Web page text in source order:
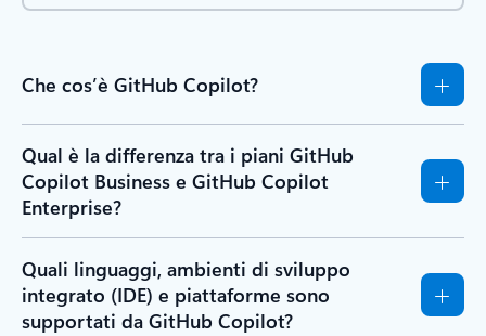
Che cos’è GitHub Copilot?
Qual è la differenza tra i piani GitHub
Copilot Business e GitHub Copilot
Enterprise?
Quali linguaggi, ambienti di sviluppo
integrato (IDE) e piattaforme sono
supportati da GitHub Copilot?